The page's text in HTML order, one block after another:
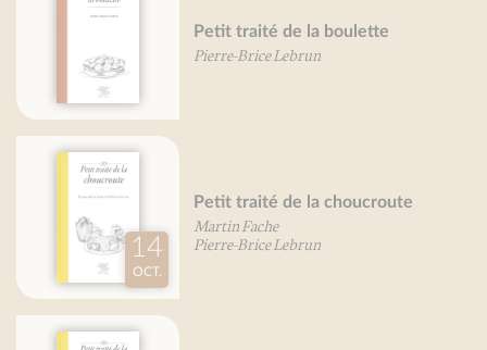
de la choucroute
Petit traité